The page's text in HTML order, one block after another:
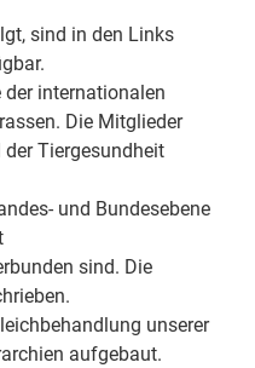
sind in den Links
internationalen
Die Mitglieder
Tiergesundheit
und Bundesebene
sind. Die
unserer
aufgebaut.